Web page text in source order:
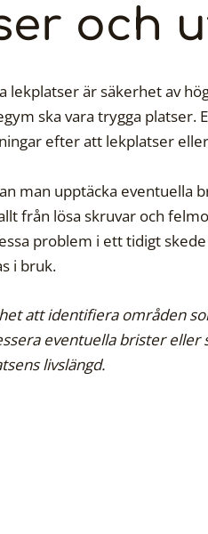
och
är säkerhet av
ska vara trygga platser.
efter att lekplatser
man upptäcka eventuella
från lösa skruvar och
problem i ett tidigt
i bruk.
att identifiera områden
eventuella brister eller
livslängd.